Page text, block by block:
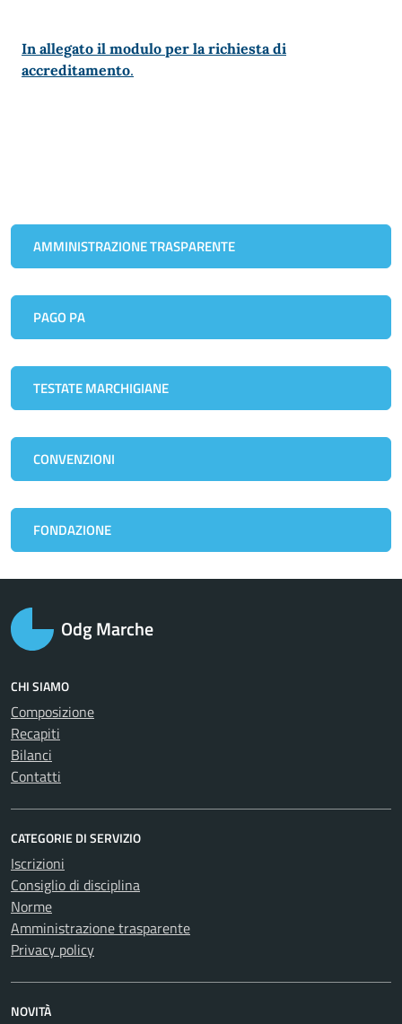
In allegato il modulo per la richiesta di
accreditamento.
AMMINISTRAZIONE TRASPARENTE
PAGO PA
TESTATE MARCHIGIANE
CONVENZIONI
FONDAZIONE
Odg Marche
CHI SIAMO
Composizione
Recapiti
Bilanci
Contatti
CATEGORIE DI SERVIZIO
Iscrizioni
Consiglio di disciplina
Norme
Amministrazione trasparente
Privacy policy
NOVITÀ